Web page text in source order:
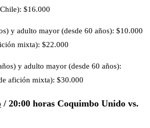
$16.000
y adulto mayor (desde 60 años): $10.000
mixta): $22.000
y adulto mayor (desde 60 años):
afición mixta): $30.000
/ 20:00 horas Coquimbo Unido vs.